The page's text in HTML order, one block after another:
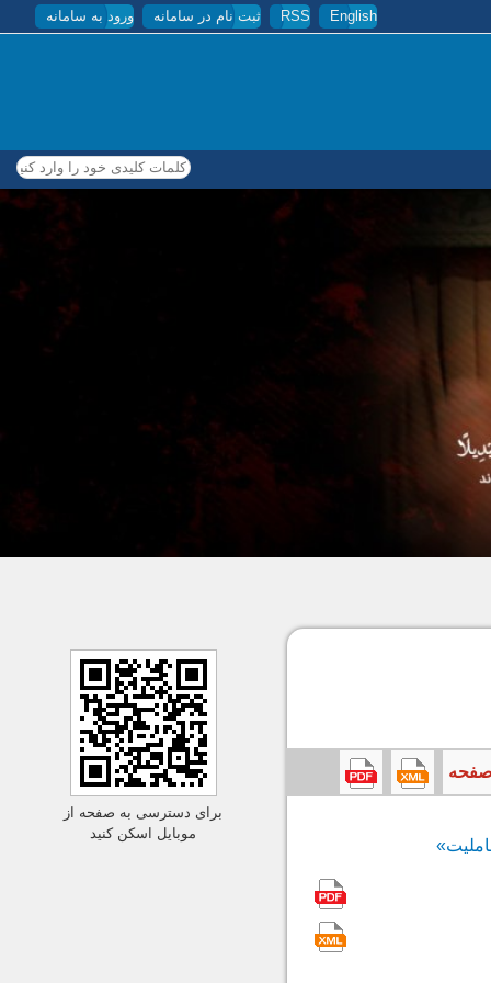
English
RSS ثبت نام در سامانه ورود به سامانه
کلمات کلیدی خود را وارد کنید
برای دسترسی به صفحه از
موبایل اسکن کنید